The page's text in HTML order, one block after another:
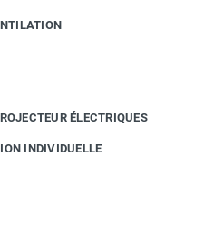
ÉLECTRIQUES
INDIVIDUELLE